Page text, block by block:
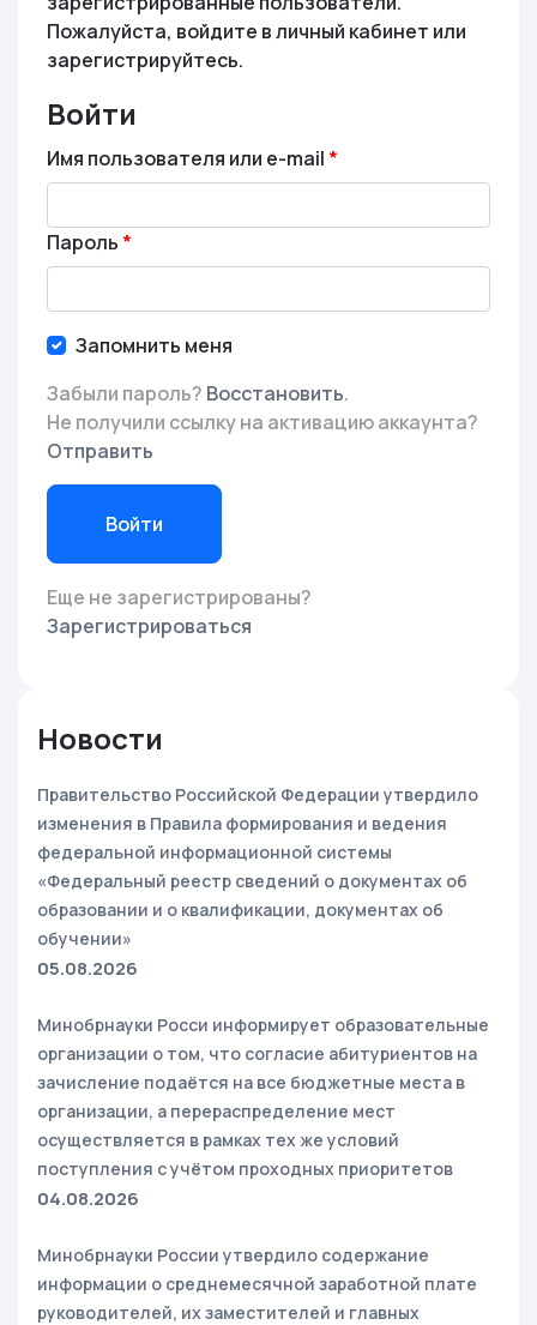
Пожалуйста, войдите в личный кабинет или
зарегистрируйтесь.
Войти
Имя пользователя или e-mail
Пароль
Запомнить меня
Забыли пароль? Восстановить.
Не получили ссылку на активацию аккаунта?
Отправить
Войти
Еще не зарегистрированы?
Зарегистрироваться
Новости
Правительство Российской Федерации утвердило
изменения в Правила формирования и ведения
федеральной информационной системы
«Федеральный реестр сведений о документах об
образовании и о квалификации, документах об
обучении»
05.08.2026
Минобрнауки Росси информирует образовательные
организации о том, что согласие абитуриентов на
зачисление подаётся на все бюджетные места в
организации, а перераспределение мест
осуществляется в рамках тех же условий
поступления с учётом проходных приоритетов
04.08.2026
Минобрнауки России утвердило содержание
информации о среднемесячной заработной плате
руководителей, их заместителей и главных